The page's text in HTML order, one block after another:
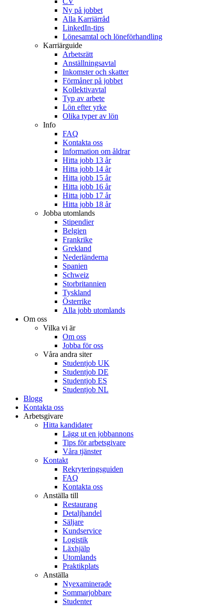
Ny på jobbet
Alla Karriärråd
LinkedIn-tips
Lönesamtal och löneförhandling
Karriärguide
Arbetsrätt
Anställningsavtal
Inkomster och skatter
Förmåner på jobbet
Kollektivavtal
Typ av arbete
Lön efter yrke
Olika typer av lön
Info
FAQ
Kontakta oss
Information om åldrar
Hitta jobb 13 år
Hitta jobb 14 år
Hitta jobb 15 år
Hitta jobb 16 år
Hitta jobb 17 år
Hitta jobb 18 år
Jobba utomlands
Stipendier
Belgien
Frankrike
Grekland
Nederländerna
Spanien
Schweiz
Storbritannien
Tyskland
Österrike
Alla jobb utomlands
Om oss
Vilka vi är
Om oss
Jobba för oss
Våra andra siter
Studentjob UK
Studentjob DE
Studentjob ES
Studentjob NL
Blogg
Kontakta oss
Arbetsgivare
Hitta kandidater
Lägg ut en jobbannons
Tips för arbetsgivare
Våra tjänster
Kontakt
Rekryteringsguiden
FAQ
Kontakta oss
Anställa till
Restaurang
Detaljhandel
Säljare
Kundservice
Logistik
Läxhjälp
Utomlands
Praktikplats
Anställa
Nyexaminerade
Sommarjobbare
Studenter